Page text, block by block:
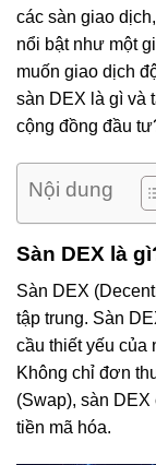
các sàn giao
nổi bật như một
muốn giao dịch
sàn DEX là gì và
cộng đồng đầu
Nội dung
Sàn DEX là
Sàn DEX
tập trung. Sàn
cầu thiết yếu của
Không chỉ đơn
(Swap), sàn
tiền mã hóa.